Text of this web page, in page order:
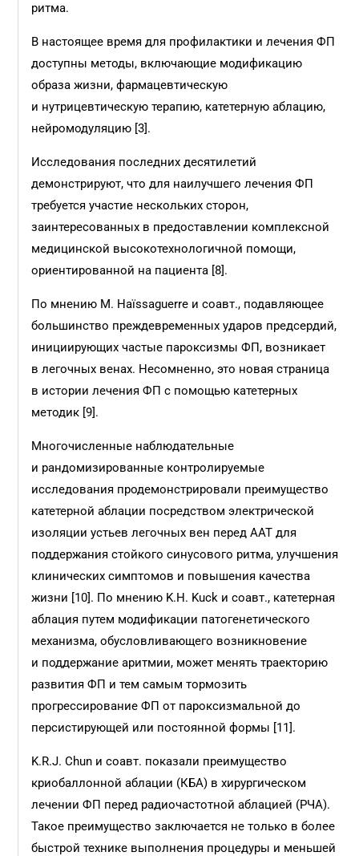
ритма.
В настоящее время для профилактики и лечения ФП
доступны методы, включающие модификацию
образа жизни, фармацевтическую
и нутрицевтическую терапию, катетерную аблацию,
нейромодуляцию [3].
Исследования последних десятилетий
демонстрируют, что для наилучшего лечения ФП
требуется участие нескольких сторон,
заинтересованных в предоставлении комплексной
медицинской высокотехнологичной помощи,
ориентированной на пациента [8].
По мнению M. Haïssaguerre и соавт., подавляющее
большинство преждевременных ударов предсердий,
инициирующих частые пароксизмы ФП, возникает
в легочных венах. Несомненно, это новая страница
в истории лечения ФП с помощью катетерных
методик [9].
Многочисленные наблюдательные
и рандомизированные контролируемые
исследования продемонстрировали преимущество
катетерной аблации посредством электрической
изоляции устьев легочных вен перед ААТ для
поддержания стойкого синусового ритма, улучшения
клинических симптомов и повышения качества
жизни [10]. По мнению K.H. Kuck и соавт., катетерная
аблация путем модификации патогенетического
механизма, обусловливающего возникновение
и поддержание аритмии, может менять траекторию
развития ФП и тем самым тормозить
прогрессирование ФП от пароксизмальной до
персистирующей или постоянной формы [11].
K.R.J. Chun и соавт. показали преимущество
криобаллонной аблации (КБА) в хирургическом
лечении ФП перед радиочастотной аблацией (РЧА).
Такое преимущество заключается не только в более
быстрой технике выполнения процедуры и меньшей